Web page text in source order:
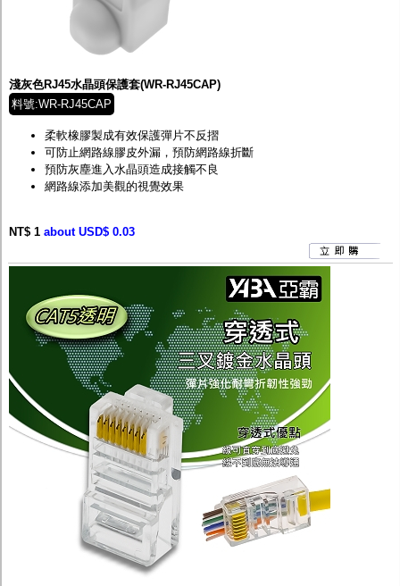
淺灰色RJ45水晶頭保護套(WR-RJ45CAP)
料號:WR-RJ45CAP
柔軟橡膠製成有效保護彈片不反摺
可防止網路線膠皮外漏，預防網路線折斷
預防灰塵進入水晶頭造成接觸不良
網路線添加美觀的視覺效果
NT$ 1 about USD$ 0.03